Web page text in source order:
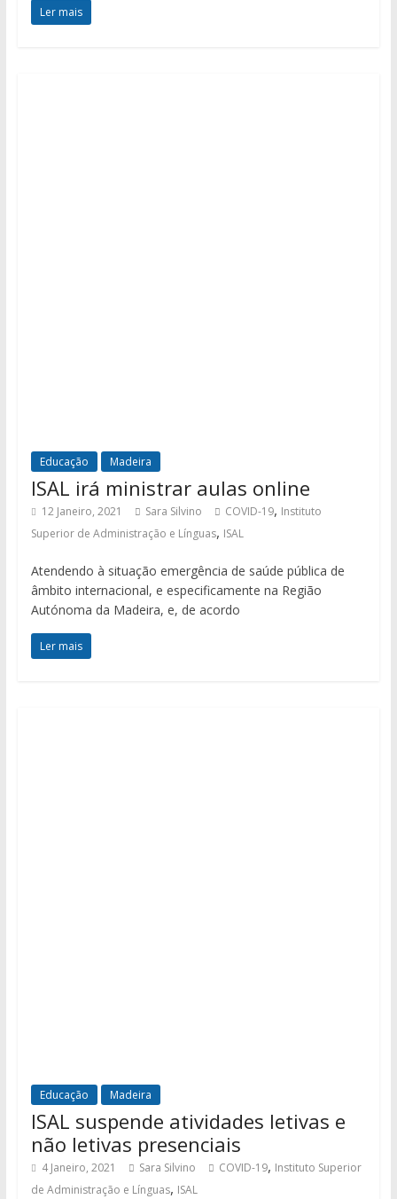
Ler mais
Educação Madeira
ISAL irá ministrar aulas online
12 Janeiro, 2021 Sara Silvino COVID-19, Instituto
Superior de Administração e Línguas, ISAL
Atendendo à situação emergência de saúde pública de
âmbito internacional, e especificamente na Região
Autónoma da Madeira, e, de acordo
Ler mais
Educação Madeira
ISAL suspende atividades letivas e
não letivas presenciais
4 Janeiro, 2021 Sara Silvino COVID-19, Instituto Superior
de Administração e Línguas, ISAL